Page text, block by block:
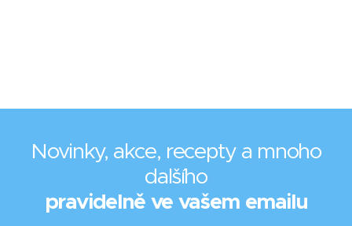
Novinky, akce, recepty a mnoho
dalšího
pravidelně ve vašem emailu